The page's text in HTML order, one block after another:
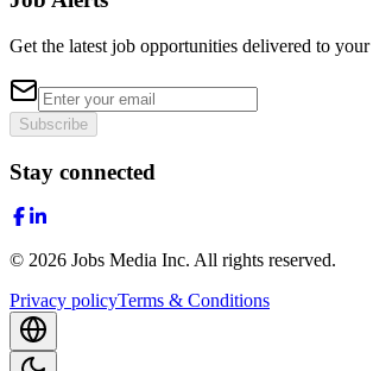
Get the latest job opportunities delivered to
Subscribe
Stay connected
© 2026 Jobs Media Inc. All rights reserved.
Privacy policyTerms & Conditions